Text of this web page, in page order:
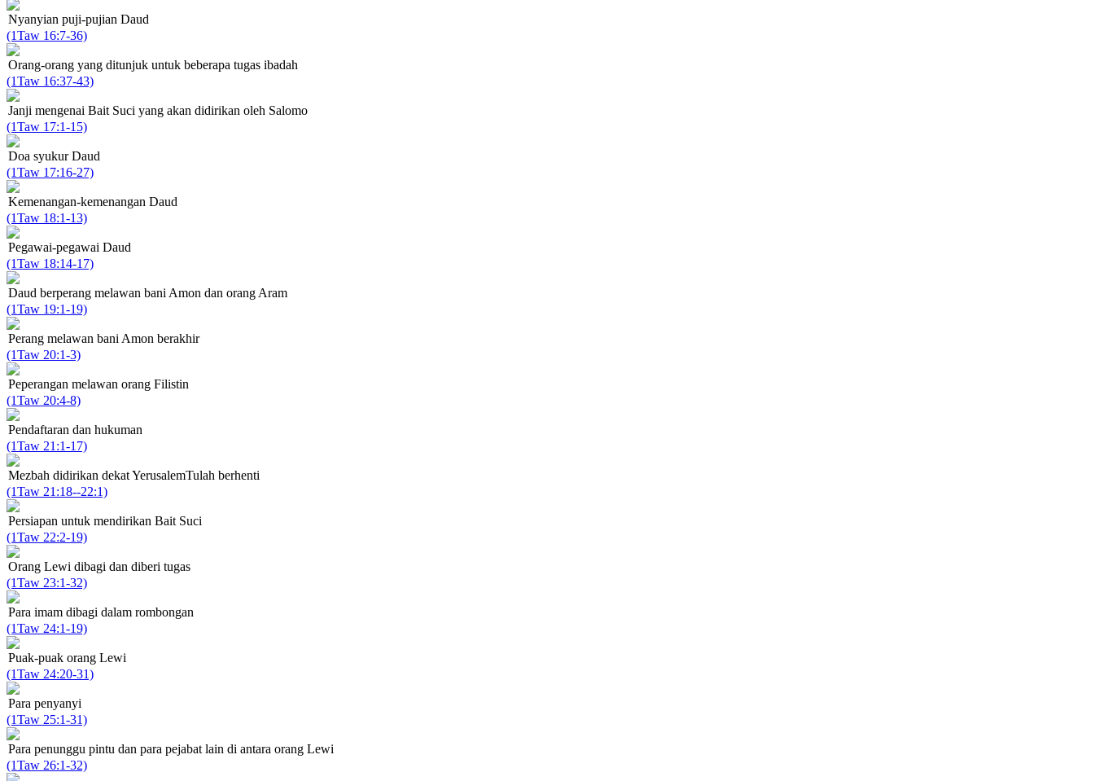
Nyanyian puji-pujian Daud
(1Taw 16:7-36)
Orang-orang yang ditunjuk untuk beberapa tugas ibadah
(1Taw 16:37-43)
Janji mengenai Bait Suci yang akan didirikan oleh Salomo
(1Taw 17:1-15)
Doa syukur Daud
(1Taw 17:16-27)
Kemenangan-kemenangan Daud
(1Taw 18:1-13)
Pegawai-pegawai Daud
(1Taw 18:14-17)
Daud berperang melawan bani Amon dan orang Aram
(1Taw 19:1-19)
Perang melawan bani Amon berakhir
(1Taw 20:1-3)
Peperangan melawan orang Filistin
(1Taw 20:4-8)
Pendaftaran dan hukuman
(1Taw 21:1-17)
Mezbah didirikan dekat YerusalemTulah berhenti
(1Taw 21:18--22:1)
Persiapan untuk mendirikan Bait Suci
(1Taw 22:2-19)
Orang Lewi dibagi dan diberi tugas
(1Taw 23:1-32)
Para imam dibagi dalam rombongan
(1Taw 24:1-19)
Puak-puak orang Lewi
(1Taw 24:20-31)
Para penyanyi
(1Taw 25:1-31)
Para penunggu pintu dan para pejabat lain di antara orang Lewi
(1Taw 26:1-32)